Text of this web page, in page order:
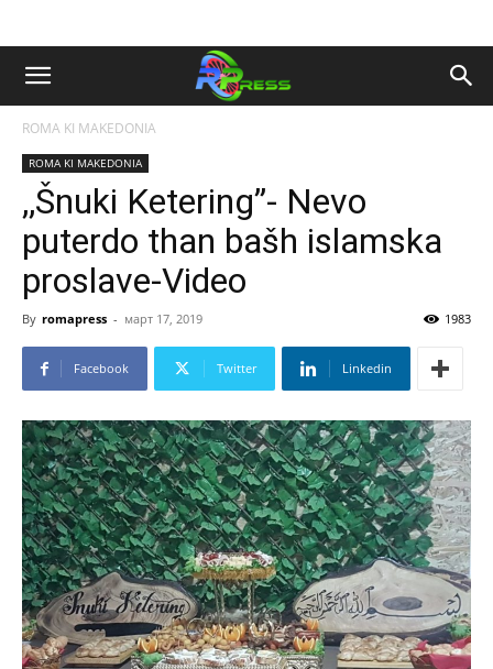
ROMA KI MAKEDONIA
ROMA KI MAKEDONIA
,,Šnuki Ketering”- Nevo
puterdo than bašh islamska
proslave-Video
By romapress - март 17, 2019 1983
Facebook Twitter Linkedin